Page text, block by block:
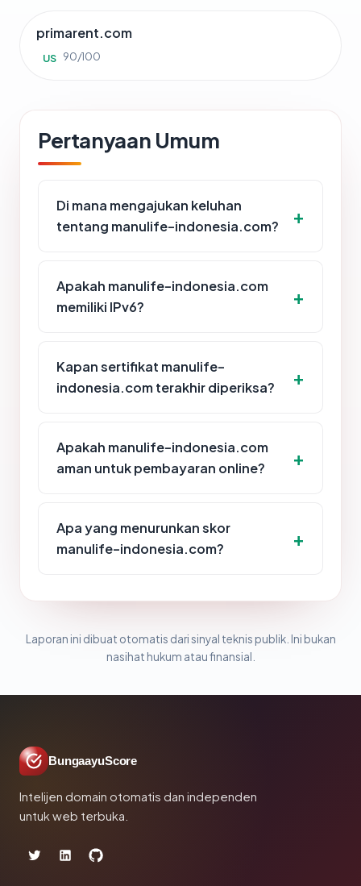
primarent.com
US 90/100
Pertanyaan Umum
Di mana mengajukan keluhan
tentang manulife-indonesia.com?
Apakah manulife-indonesia.com
memiliki IPv6?
Kapan sertifikat manulife-
indonesia.com terakhir diperiksa?
Apakah manulife-indonesia.com
aman untuk pembayaran online?
Apa yang menurunkan skor
manulife-indonesia.com?
Laporan ini dibuat otomatis dari sinyal teknis publik. Ini bukan
nasihat hukum atau finansial.
BungaayuScore
Intelijen domain otomatis dan independen
untuk web terbuka.